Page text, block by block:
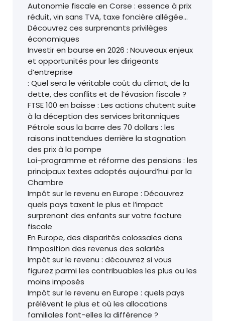
Autonomie fiscale en Corse : essence à prix
réduit, vin sans TVA, taxe foncière allégée…
Découvrez ces surprenants privilèges
économiques
Investir en bourse en 2026 : Nouveaux enjeux
et opportunités pour les dirigeants
d’entreprise
: Quel sera le véritable coût du climat, de la
dette, des conflits et de l’évasion fiscale ?
FTSE 100 en baisse : Les actions chutent suite
à la déception des services britanniques
Pétrole sous la barre des 70 dollars : les
raisons inattendues derrière la stagnation
des prix à la pompe
Loi-programme et réforme des pensions : les
principaux textes adoptés aujourd’hui par la
Chambre
Impôt sur le revenu en Europe : Découvrez
quels pays taxent le plus et l’impact
surprenant des enfants sur votre facture
fiscale
En Europe, des disparités colossales dans
l’imposition des revenus des salariés
Impôt sur le revenu : découvrez si vous
figurez parmi les contribuables les plus ou les
moins imposés
Impôt sur le revenu en Europe : quels pays
prélèvent le plus et où les allocations
familiales font-elles la différence ?